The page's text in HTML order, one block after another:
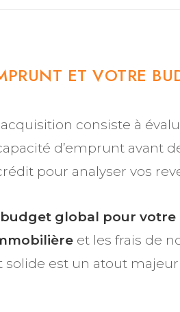
ET VOTRE
consiste à
d’emprunt avant
pour analyser vos
budget global pour votre
et les frais de
est un atout